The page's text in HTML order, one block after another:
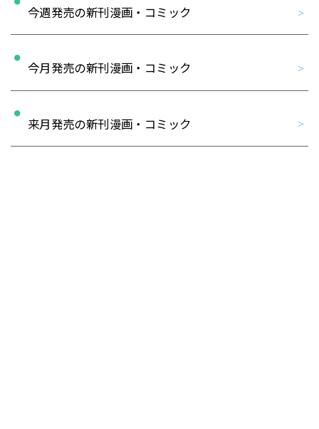
今週発売の新刊漫画・コミック
今月発売の新刊漫画・コミック
来月発売の新刊漫画・コミック